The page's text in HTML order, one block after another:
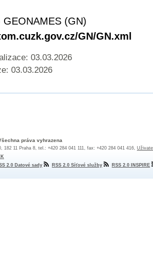
GEONAMES (GN)
GN/GN.xml
03.03.2026
03.03.2026
práva vyhrazena
182 11 Praha 8, tel.: +420 284 041 111, fax: +420 284 041 416,
2.0 Datové sady RSS 2.0 Síťové služby RSS 2.0 INSPIRE